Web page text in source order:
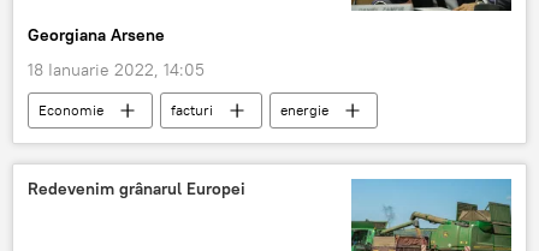
Georgiana Arsene
18 Ianuarie 2022, 14:05
Economie facturi
energie
gaz natural
România
Redevenim grânarul Europei